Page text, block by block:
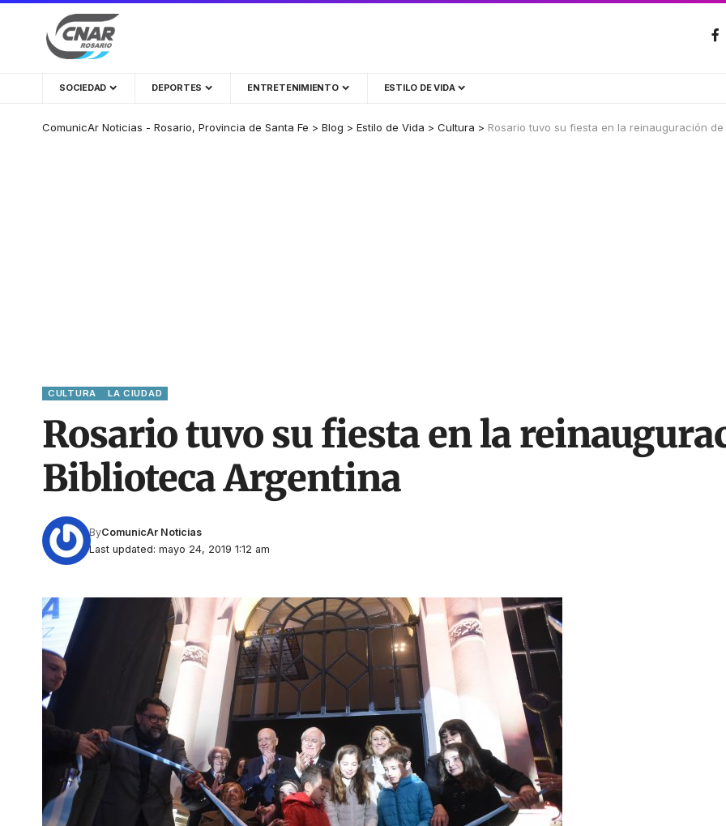
SOCIEDAD DEPORTES ENTRETENIMIENTO ESTILO DE VIDA
ComunicAr Noticias - Rosario, Provincia de Santa Fe > Blog > Estilo de Vida > Cultura > Rosario tuvo su fiesta en la reinauguración
CULTURA LA CIUDAD
Rosario tuvo su fiesta en la
Biblioteca Argentina
Last updated: mayo 24, 2019 1:12 am
ByComunicAr Noticias